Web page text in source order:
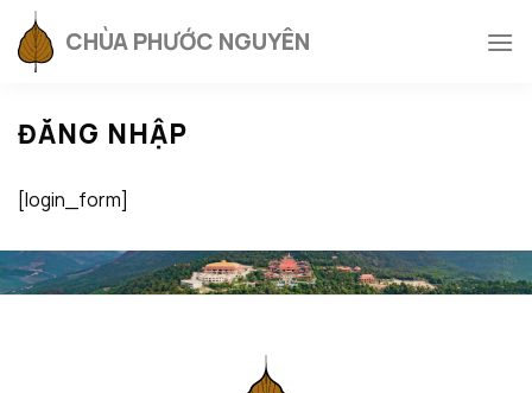
to
content
CHÙA PHƯỚC NGUYÊN
ĐĂNG NHẬP
[login_form]